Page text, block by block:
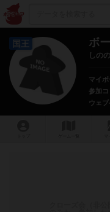
国王 ボ
しの
マイ
参加
ウェ